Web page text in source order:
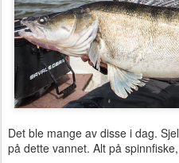
Det ble mange av disse i dag.
på dette vannet. Alt på